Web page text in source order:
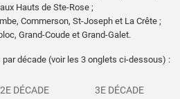
Hauts de Ste-Rose ;
Commerson, St-Joseph et La Crête ;
Grand-Coude et Grand-Galet.
décade (voir les 3 onglets ci-dessous) :
2E DÉCADE 3E DÉCADE